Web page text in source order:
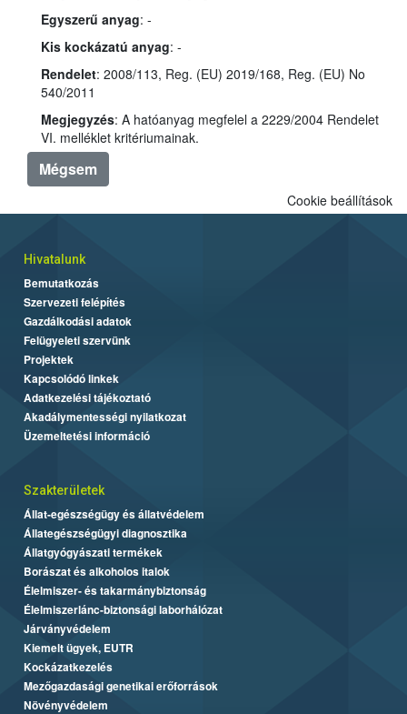
Egyszerű anyag: -
Kis kockázatú anyag: -
Rendelet: 2008/113, Reg. (EU) 2019/168, Reg. (EU) No
540/2011
Megjegyzés: A hatóanyag megfelel a 2229/2004 Rendelet
VI. melléklet kritériumainak.
Mégsem
Cookie beállítások
Hivatalunk
Bemutatkozás
Szervezeti felépítés
Gazdálkodási adatok
Felügyeleti szervünk
Projektek
Kapcsolódó linkek
Adatkezelési tájékoztató
Akadálymentességi nyilatkozat
Üzemeltetési információ
Szakterületek
Állat-egészségügy és állatvédelem
Állategészségügyi diagnosztika
Állatgyógyászati termékek
Borászat és alkoholos italok
Élelmiszer- és takarmánybiztonság
Élelmiszerlánc-biztonsági laborhálózat
Járványvédelem
Kiemelt ügyek, EUTR
Kockázatkezelés
Mezőgazdasági genetikai erőforrások
Növényvédelem